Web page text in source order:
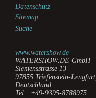
Datenschutz
Sitemap
Suche
www.watershow.de
WATERSHOW.DE GmbH
Siemensstrasse 13
97855 Triefenstein-Lengfurt
Deutschland
Tel.: +49-9395-8788975